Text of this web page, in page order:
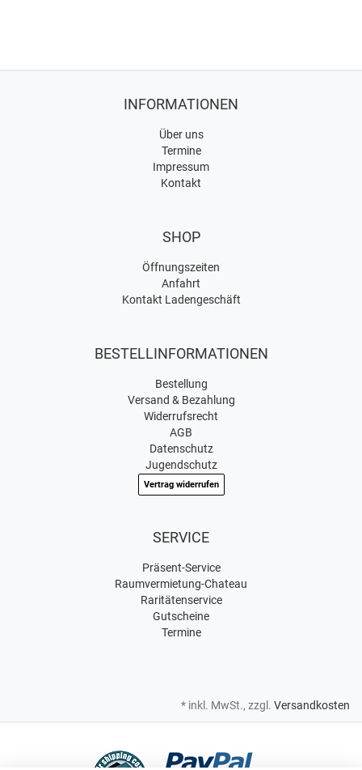
INFORMATIONEN
Über uns
Termine
Impressum
Kontakt
SHOP
Öffnungszeiten
Anfahrt
Kontakt Ladengeschäft
BESTELLINFORMATIONEN
Bestellung
Versand & Bezahlung
Widerrufsrecht
AGB
Datenschutz
Jugendschutz
Vertrag widerrufen
SERVICE
Präsent-Service
Raumvermietung-Chateau
Raritätenservice
Gutscheine
Termine
* inkl. MwSt., zzgl. Versandkosten